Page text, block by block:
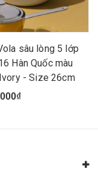
sâu lòng 5 lớp
Hàn Quốc màu
- Size 26cm